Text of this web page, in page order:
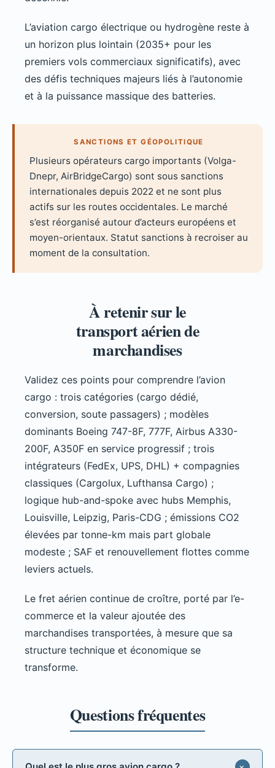
L’aviation cargo électrique ou hydrogène reste à
un horizon plus lointain (2035+ pour les
premiers vols commerciaux significatifs), avec
des défis techniques majeurs liés à l’autonomie
et à la puissance massique des batteries.
SANCTIONS ET GÉOPOLITIQUE
Plusieurs opérateurs cargo importants (Volga-
Dnepr, AirBridgeCargo) sont sous sanctions
internationales depuis 2022 et ne sont plus
actifs sur les routes occidentales. Le marché
s’est réorganisé autour d’acteurs européens et
moyen-orientaux. Statut sanctions à recroiser au
moment de la consultation.
À retenir sur le
transport aérien de
marchandises
Validez ces points pour comprendre l’avion
cargo : trois catégories (cargo dédié,
conversion, soute passagers) ; modèles
dominants Boeing 747-8F, 777F, Airbus A330-
200F, A350F en service progressif ; trois
intégrateurs (FedEx, UPS, DHL) + compagnies
classiques (Cargolux, Lufthansa Cargo) ;
logique hub-and-spoke avec hubs Memphis,
Louisville, Leipzig, Paris-CDG ; émissions CO2
élevées par tonne-km mais part globale
modeste ; SAF et renouvellement flottes comme
leviers actuels.
Le fret aérien continue de croître, porté par l’e-
commerce et la valeur ajoutée des
marchandises transportées, à mesure que sa
structure technique et économique se
transforme.